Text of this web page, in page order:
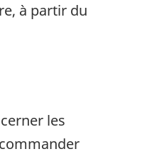
à partir du
les